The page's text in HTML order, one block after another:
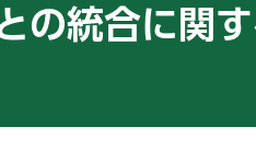
の統合に関